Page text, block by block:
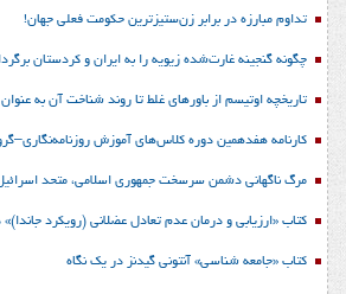
تداوم مبارزه در برابر زن‌ستیزترین حکومت فعلی جهان!
چگونه گنجینه غارت‌شده زیویه را به ایران و کردستان
تاریخچه اوتیسم از باورهای غلط تا روند شناخت آن به
کارنامه هفدهمین دوره کلاس‌های آموزش
مرگ ناگهانی دشمن سرسخت جمهوری اسلامی، متحد
کتاب «ارزیابی و درمان عدم تعادل عضلانی (رویکرد
کتاب «جامعه شناسی» آنتونی گیدنز در یک نگاه